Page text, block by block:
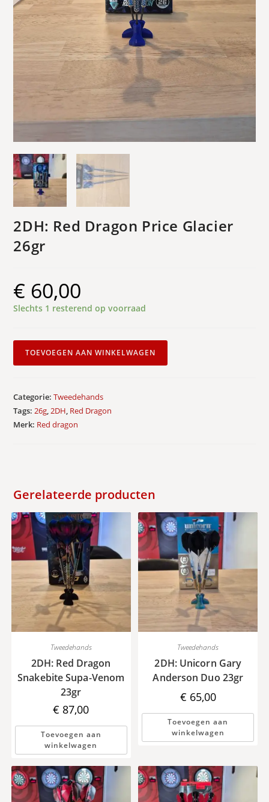
2DH: Red Dragon Price Glacier
26gr
€ 60,00
Slechts 1 resterend op voorraad
2DH:
Red
Price
Glacier
26gr
TOEVOEGEN AAN WINKELWAGEN
Categorie:Tweedehands
Tags:26g,2DH, Red Dragon
Merk: Red dragon
Gerelateerde producten
Tweedehands
2DH: Red Dragon
Snakebite Supa-Venom
23gr
€ 87,00
Toevoegen aan
winkelwagen
Tweedehands
2DH: Unicorn Gary
Anderson Duo 23gr
€ 65,00
Toevoegen aan
winkelwagen